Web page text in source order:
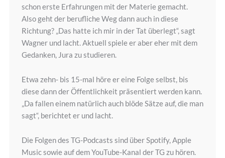
schon erste Erfahrungen mit der Materie gemacht.
Also geht der berufliche Weg dann auch in diese
Richtung? „Das hatte ich mir in der Tat überlegt“, sagt
Wagner und lacht. Aktuell spiele er aber eher mit dem
Gedanken, Jura zu studieren.
Etwa zehn- bis 15-mal höre er eine Folge selbst, bis
diese dann der Öffentlichkeit präsentiert werden kann.
„Da fallen einem natürlich auch blöde Sätze auf, die man
sagt“, berichtet er und lacht.
Die Folgen des TG-Podcasts sind über Spotify, Apple
Music sowie auf dem YouTube-Kanal der TG zu hören.